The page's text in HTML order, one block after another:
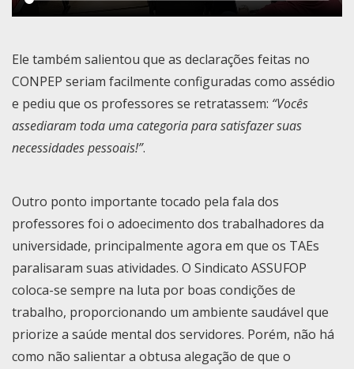
Ele também salientou que as declarações feitas no
CONPEP seriam facilmente configuradas como assédio
e pediu que os professores se retratassem: “Vocês
assediaram toda uma categoria para satisfazer suas
necessidades pessoais!”.
Outro ponto importante tocado pela fala dos
professores foi o adoecimento dos trabalhadores da
universidade, principalmente agora em que os TAEs
paralisaram suas atividades. O Sindicato ASSUFOP
coloca-se sempre na luta por boas condições de
trabalho, proporcionando um ambiente saudável que
priorize a saúde mental dos servidores. Porém, não há
como não salientar a obtusa alegação de que o